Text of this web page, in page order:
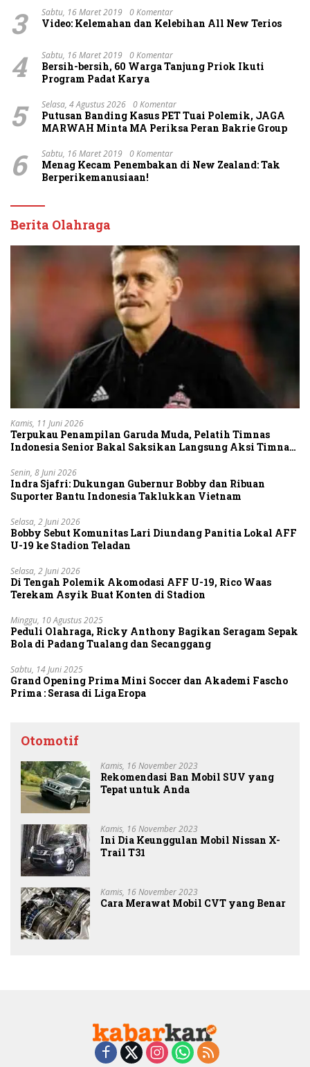
3 Sabtu, 16 Maret 2019 0 Komentar
Video: Kelemahan dan Kelebihan All New Terios
4 Sabtu, 16 Maret 2019 0 Komentar
Bersih-bersih, 60 Warga Tanjung Priok Ikuti
Program Padat Karya
5 Selasa, 4 Agustus 2026 0 Komentar
Putusan Banding Kasus PET Tuai Polemik, JAGA
MARWAH Minta MA Periksa Peran Bakrie Group
6 Sabtu, 16 Maret 2019 0 Komentar
Menag Kecam Penembakan di New Zealand: Tak
Berperikemanusiaan!
Berita Olahraga
Kamis, 11 Juni 2026
Terpukau Penampilan Garuda Muda, Pelatih Timnas
Indonesia Senior Bakal Saksikan Langsung Aksi Timnas
Senin, 8 Juni 2026
Indra Sjafri: Dukungan Gubernur Bobby dan Ribuan
Suporter Bantu Indonesia Taklukkan Vietnam
Selasa, 2 Juni 2026
Bobby Sebut Komunitas Lari Diundang Panitia Lokal AFF
U-19 ke Stadion Teladan
Selasa, 2 Juni 2026
Di Tengah Polemik Akomodasi AFF U-19, Rico Waas
Terekam Asyik Buat Konten di Stadion
Minggu, 10 Agustus 2025
Peduli Olahraga, Ricky Anthony Bagikan Seragam Sepak
Bola di Padang Tualang dan Secanggang
Sabtu, 14 Juni 2025
Grand Opening Prima Mini Soccer dan Akademi Fascho
Prima : Serasa di Liga Eropa
Otomotif
Kamis, 16 November 2023
Rekomendasi Ban Mobil SUV yang
Tepat untuk Anda
Kamis, 16 November 2023
Ini Dia Keunggulan Mobil Nissan X-
Trail T31
Kamis, 16 November 2023
Cara Merawat Mobil CVT yang Benar